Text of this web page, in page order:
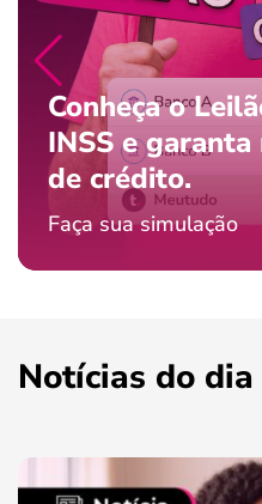
Conheça o
INSS e
de crédito.
Faça sua simulação
Notícias do dia